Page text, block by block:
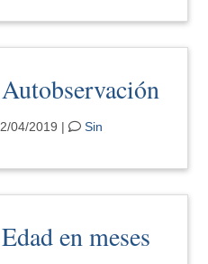
04/2019 |
Sin
en meses